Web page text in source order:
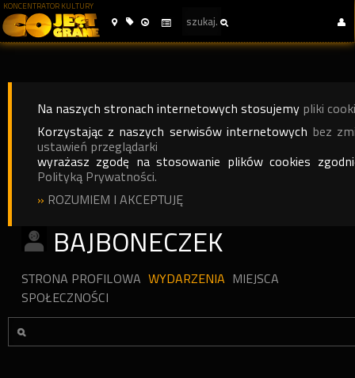
KONCENTRATOR KULTURY
Na naszych stronach internetowych stosujemy pliki
Korzystając z naszych serwisów internetowych bez
ustawień przeglądarki
wyrażasz zgodę na stosowanie plików cookies
Polityką Prywatności.
» ROZUMIEM I AKCEPTUJĘ
BAJBONECZEK
STRONA PROFILOWA WYDARZENIA MIEJSCA
SPOŁECZNOŚCI